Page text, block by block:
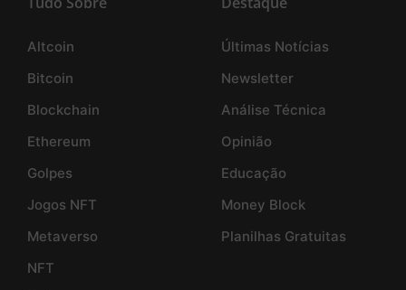
Altcoin
Bitcoin
Blockchain
Ethereum
Golpes
Jogos NFT
Metaverso
NFT
Últimas Notícias
Newsletter
Análise Técnica
Opinião
Educação
Money Block
Planilhas Gratuitas